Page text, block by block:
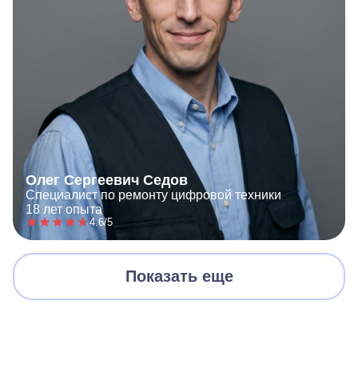
Олег Сергеевич Седов
Специалист по ремонту цифровой техники
18 лет опыта
4.6/5
Показать еще